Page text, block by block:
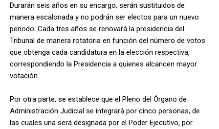
Durarán seis años en su encargo, serán sustituidos de
manera escalonada y no podrán ser electos para un nuevo
periodo. Cada tres años se renovará la presidencia del
Tribunal de manera rotatoria en función del número de votos
que obtenga cada candidatura en la elección respectiva,
correspondiendo la Presidencia a quienes alcancen mayor
votación.
Por otra parte, se establece que el Pleno del Órgano de
Administración Judicial se integrará por cinco personas, de
las cuales una será designada por el Poder Ejecutivo, por